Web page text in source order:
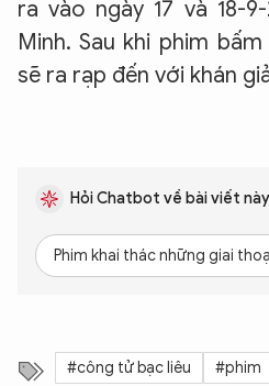
ra vào ngày 17 và 18-
Minh. Sau khi phim
sẽ ra rạp đến với khán
Hỏi Chatbot về bài viết này
Phim khai thác những giai
#công tử bạc liêu #phim